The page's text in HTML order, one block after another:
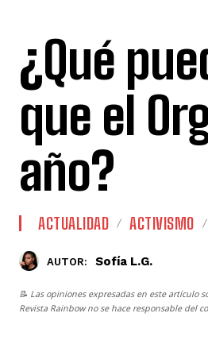
¿Qué
que el
año?
ACTUALIDAD ACTIVISMO
AUTOR: Sofía L.G.
📝 Las opiniones expresadas en este artículo
Revista Rainbowno se hace responsable del